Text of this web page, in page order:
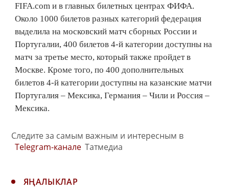
FIFA.com и в главных билетных центрах ФИФА.
Около 1000 билетов разных категорий федерация
выделила на московский матч сборных России и
Португалии, 400 билетов 4-й категории доступны на
матч за третье место, который также пройдет в
Москве. Кроме того, по 400 дополнительных
билетов 4-й категории доступны на казанские матчи
Португалия – Мексика, Германия – Чили и Россия –
Мексика.
Следите за самым важным и интересным в
Telegram-канале Татмедиа
ЯҢАЛЫКЛАР